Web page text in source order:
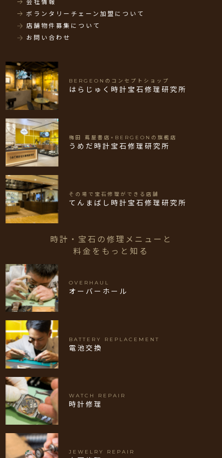
会社情報
ボランタリーチェーン加盟について
店舗物件募集について
お問い合わせ
BERGEONのコンセプトショップ
はらじゅく時計宝石修理研究所
梅田 蔦屋書店×BERGEONの旗艦店
うめだ時計宝石修理研究所
その場で宝石修理ができる店舗
てんまばし時計宝石修理研究所
時計・宝石の修理メニューと
料金をもっと知る
OVERHAUL
オーバーホール
BATTERY REPLACEMENT
電池交換
WATCH REPAIR
時計修理
JEWELRY REPAIR